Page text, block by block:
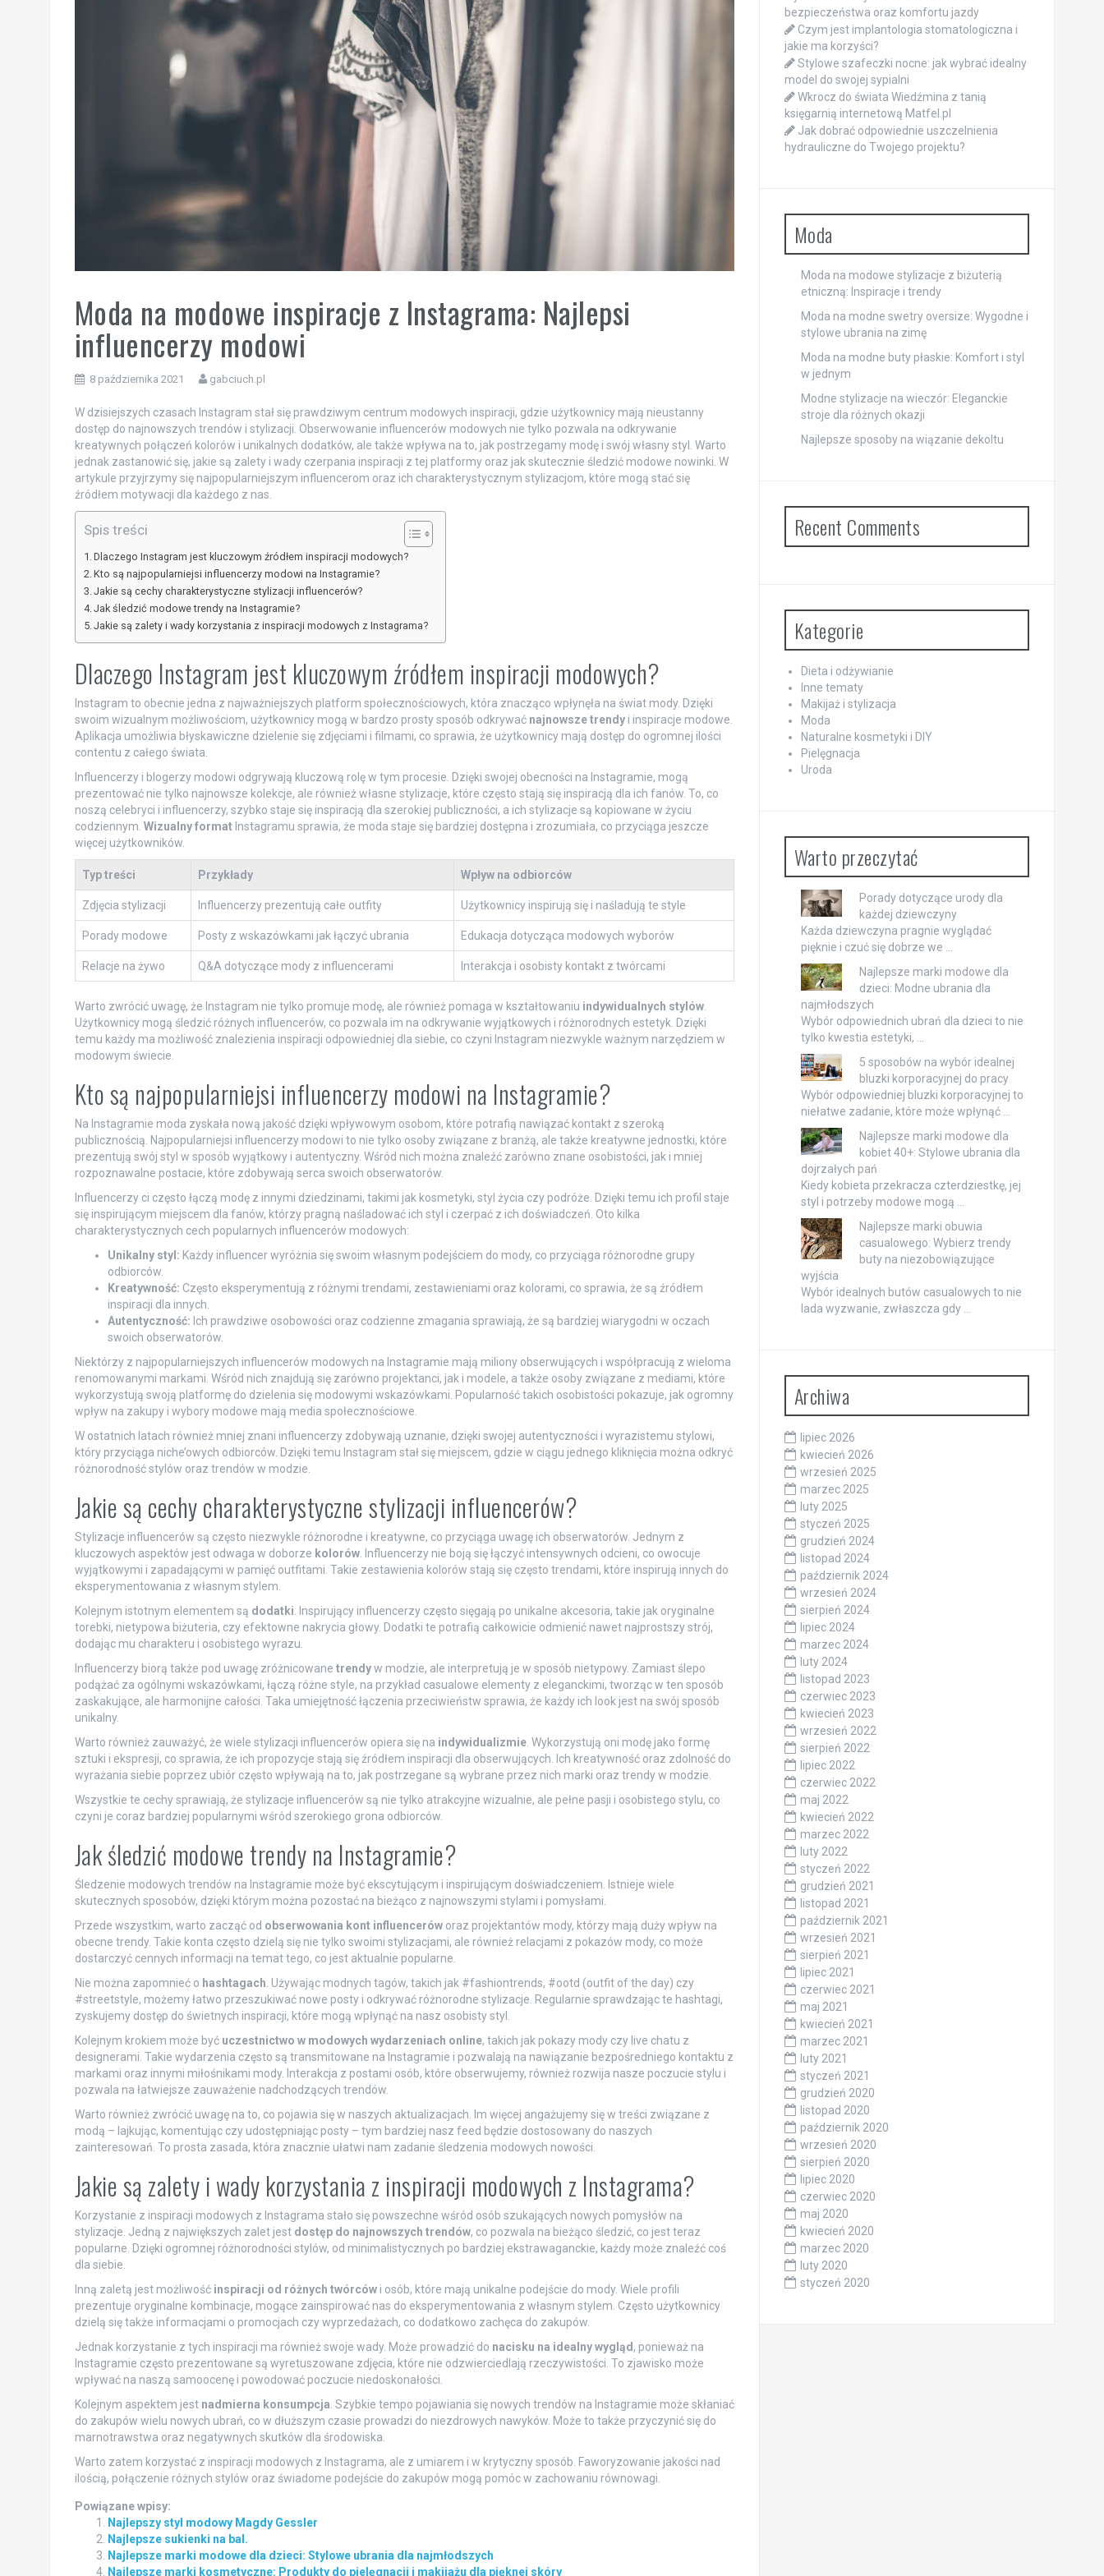
Moda na modowe inspiracje z Instagrama: Najlepsi
influencerzy modowi
8 października 2021 gabciuch.pl
W dzisiejszych czasach Instagram stał się prawdziwym centrum modowych inspiracji, gdzie użytkownicy mają nieustanny
dostęp do najnowszych trendów i stylizacji. Obserwowanie influencerów modowych nie tylko pozwala na odkrywanie
kreatywnych połączeń kolorów i unikalnych dodatków, ale także wpływa na to, jak postrzegamy modę i swój własny styl. Warto
jednak zastanowić się, jakie są zalety i wady czerpania inspiracji z tej platformy oraz jak skutecznie śledzić modowe nowinki. W
artykule przyjrzymy się najpopularniejszym influencerom oraz ich charakterystycznym stylizacjom, które mogą stać się
źródłem motywacji dla każdego z nas.
Spis treści
Dlaczego Instagram jest kluczowym źródłem inspiracji modowych?
Kto są najpopularniejsi influencerzy modowi na Instagramie?
Jakie są cechy charakterystyczne stylizacji influencerów?
Jak śledzić modowe trendy na Instagramie?
Jakie są zalety i wady korzystania z inspiracji modowych z Instagrama?
Dlaczego Instagram jest kluczowym źródłem inspiracji modowych?
Instagram to obecnie jedna z najważniejszych platform społecznościowych, która znacząco wpłynęła na świat mody. Dzięki
swoim wizualnym możliwościom, użytkownicy mogą w bardzo prosty sposób odkrywać najnowsze trendyi inspiracje modowe.
Aplikacja umożliwia błyskawiczne dzielenie się zdjęciami i filmami, co sprawia, że użytkownicy mają dostęp do ogromnej ilości
contentu z całego świata.
Influencerzy i blogerzy modowi odgrywają kluczową rolę w tym procesie. Dzięki swojej obecności na Instagramie, mogą
prezentować nie tylko najnowsze kolekcje, ale również własne stylizacje, które często stają się inspiracją dla ich fanów. To, co
noszą celebryci i influencerzy, szybko staje się inspiracją dla szerokiej publiczności, a ich stylizacje są kopiowane w życiu
codziennym. Wizualny formatInstagramu sprawia, że moda staje się bardziej dostępna i zrozumiała, co przyciąga jeszcze
więcej użytkowników.
Typ treści Przykłady Wpływ na odbiorców
Zdjęcia stylizacji Influencerzy prezentują całe outfity Użytkownicy inspirują się i naśladują te style
Porady modowe Posty z wskazówkami jak łączyć ubrania Edukacja dotycząca modowych wyborów
Relacje na żywo Q&A dotyczące mody z influencerami Interakcja i osobisty kontakt z twórcami
Warto zwrócić uwagę, że Instagram nie tylko promuje modę, ale również pomaga w kształtowaniu indywidualnych stylów.
Użytkownicy mogą śledzić różnych influencerów, co pozwala im na odkrywanie wyjątkowych i różnorodnych estetyk. Dzięki
temu każdy ma możliwość znalezienia inspiracji odpowiedniej dla siebie, co czyni Instagram niezwykle ważnym narzędziem w
modowym świecie.
Kto są najpopularniejsi influencerzy modowi na Instagramie?
Na Instagramie moda zyskała nową jakość dzięki wpływowym osobom, które potrafią nawiązać kontakt z szeroką
publicznością. Najpopularniejsi influencerzy modowi to nie tylko osoby związane z branżą, ale także kreatywne jednostki, które
prezentują swój styl w sposób wyjątkowy i autentyczny. Wśród nich można znaleźć zarówno znane osobistości, jak i mniej
rozpoznawalne postacie, które zdobywają serca swoich obserwatorów.
Influencerzy ci często łączą modę z innymi dziedzinami, takimi jak kosmetyki, styl życia czy podróże. Dzięki temu ich profil staje
się inspirującym miejscem dla fanów, którzy pragną naśladować ich styl i czerpać z ich doświadczeń. Oto kilka
charakterystycznych cech popularnych influencerów modowych:
Unikalny styl: Każdy influencer wyróżnia się swoim własnym podejściem do mody, co przyciąga różnorodne grupy
odbiorców.
Kreatywność: Często eksperymentują z różnymi trendami, zestawieniami oraz kolorami, co sprawia, że są źródłem
inspiracji dla innych.
Autentyczność: Ich prawdziwe osobowości oraz codzienne zmagania sprawiają, że są bardziej wiarygodni w oczach
swoich obserwatorów.
Niektórzy z najpopularniejszych influencerów modowych na Instagramie mają miliony obserwujących i współpracują z wieloma
renomowanymi markami. Wśród nich znajdują się zarówno projektanci, jak i modele, a także osoby związane z mediami, które
wykorzystują swoją platformę do dzielenia się modowymi wskazówkami. Popularność takich osobistości pokazuje, jak ogromny
wpływ na zakupy i wybory modowe mają media społecznościowe.
W ostatnich latach również mniej znani influencerzy zdobywają uznanie, dzięki swojej autentyczności i wyrazistemu stylowi,
który przyciąga niche’owych odbiorców. Dzięki temu Instagram stał się miejscem, gdzie w ciągu jednego kliknięcia można odkryć
różnorodność stylów oraz trendów w modzie.
Jakie są cechy charakterystyczne stylizacji influencerów?
Stylizacje influencerów są często niezwykle różnorodne i kreatywne, co przyciąga uwagę ich obserwatorów. Jednym z
kluczowych aspektów jest odwaga w doborze kolorów. Influencerzy nie boją się łączyć intensywnych odcieni, co owocuje
wyjątkowymi i zapadającymi w pamięć outfitami. Takie zestawienia kolorów stają się często trendami, które inspirują innych do
eksperymentowania z własnym stylem.
Kolejnym istotnym elementem są dodatki . Inspirujący influencerzy często sięgają po unikalne akcesoria, takie jak oryginalne
torebki, nietypowa biżuteria, czy efektowne nakrycia głowy. Dodatki te potrafią całkowicie odmienić nawet najprostszy strój,
dodając mu charakteru i osobistego wyrazu.
Influencerzy biorą także pod uwagę zróżnicowane trendyw modzie, ale interpretują je w sposób nietypowy. Zamiast ślepo
podążać za ogólnymi wskazówkami, łączą różne style, na przykład casualowe elementy z eleganckimi, tworząc w ten sposób
zaskakujące, ale harmonijne całości. Taka umiejętność łączenia przeciwieństw sprawia, że każdy ich look jest na swój sposób
unikalny.
Warto również zauważyć, że wiele stylizacji influencerów opiera się na indywidualizmie. Wykorzystują oni modę jako formę
sztuki i ekspresji, co sprawia, że ich propozycje stają się źródłem inspiracji dla obserwujących. Ich kreatywność oraz zdolność do
wyrażania siebie poprzez ubiór często wpływają na to, jak postrzegane są wybrane przez nich marki oraz trendy w modzie.
Wszystkie te cechy sprawiają, że stylizacje influencerów są nie tylko atrakcyjne wizualnie, ale pełne pasji i osobistego stylu, co
czyni je coraz bardziej popularnymi wśród szerokiego grona odbiorców.
Jak śledzić modowe trendy na Instagramie?
Śledzenie modowych trendów na Instagramie może być ekscytującym i inspirującym doświadczeniem. Istnieje wiele
skutecznych sposobów, dzięki którym można pozostać na bieżąco z najnowszymi stylami i pomysłami.
Przede wszystkim, warto zacząć od obserwowania kont influenceróworaz projektantów mody, którzy mają duży wpływ na
obecne trendy. Takie konta często dzielą się nie tylko swoimi stylizacjami, ale również relacjami z pokazów mody, co może
dostarczyć cennych informacji na temat tego, co jest aktualnie popularne.
Nie można zapomnieć o hashtagach . Używając modnych tagów, takich jak #fashiontrends, #ootd (outfit of the day) czy
#streetstyle, możemy łatwo przeszukiwać nowe posty i odkrywać różnorodne stylizacje. Regularnie sprawdzając te hashtagi,
zyskujemy dostęp do świetnych inspiracji, które mogą wpłynąć na nasz osobisty styl.
Kolejnym krokiem może być uczestnictwo w modowych wydarzeniach online, takich jak pokazy mody czy live chatu z
designerami. Takie wydarzenia często są transmitowane na Instagramie i pozwalają na nawiązanie bezpośredniego kontaktu z
markami oraz innymi miłośnikami mody. Interakcja z postami osób, które obserwujemy, również rozwija nasze poczucie stylu i
pozwala na łatwiejsze zauważenie nadchodzących trendów.
Warto również zwrócić uwagę na to, co pojawia się w naszych aktualizacjach. Im więcej angażujemy się w treści związane z
modą – lajkując, komentując czy udostępniając posty – tym bardziej nasz feed będzie dostosowany do naszych
zainteresowań. To prosta zasada, która znacznie ułatwi nam zadanie śledzenia modowych nowości.
Jakie są zalety i wady korzystania z inspiracji modowych z Instagrama?
Korzystanie z inspiracji modowych z Instagrama stało się powszechne wśród osób szukających nowych pomysłów na
stylizacje. Jedną z największych zalet jest dostęp do najnowszych trendów, co pozwala na bieżąco śledzić, co jest teraz
popularne. Dzięki ogromnej różnorodności stylów, od minimalistycznych po bardziej ekstrawaganckie, każdy może znaleźć coś
dla siebie.
Inną zaletą jest możliwość inspiracji od różnych twórcówi osób, które mają unikalne podejście do mody. Wiele profili
prezentuje oryginalne kombinacje, mogące zainspirować nas do eksperymentowania z własnym stylem. Często użytkownicy
dzielą się także informacjami o promocjach czy wyprzedażach, co dodatkowo zachęca do zakupów.
Jednak korzystanie z tych inspiracji ma również swoje wady. Może prowadzić do nacisku na idealny wygląd , ponieważ na
Instagramie często prezentowane są wyretuszowane zdjęcia, które nie odzwierciedlają rzeczywistości. To zjawisko może
wpływać na naszą samoocenę i powodować poczucie niedoskonałości.
Kolejnym aspektem jest nadmierna konsumpcja . Szybkie tempo pojawiania się nowych trendów na Instagramie może skłaniać
do zakupów wielu nowych ubrań, co w dłuższym czasie prowadzi do niezdrowych nawyków. Może to także przyczynić się do
marnotrawstwa oraz negatywnych skutków dla środowiska.
Warto zatem korzystać z inspiracji modowych z Instagrama, ale z umiarem i w krytyczny sposób. Faworyzowanie jakości nad
ilością, połączenie różnych stylów oraz świadome podejście do zakupów mogą pomóc w zachowaniu równowagi.
Powiązane wpisy:
Najlepszy styl modowy Magdy Gessler
Najlepsze sukienki na bal.
Najlepsze marki modowe dla dzieci: Stylowe ubrania dla najmłodszych
Najlepsze marki kosmetyczne: Produkty do pielęgnacji i makijażu dla pięknej skóry
bezpieczeństwa oraz komfortu jazdy
Czym jest implantologia stomatologiczna i
jakie ma korzyści?
Stylowe szafeczki nocne: jak wybrać idealny
model do swojej sypialni
Wkrocz do świata Wiedźmina z tanią
księgarnią internetową Matfel.pl
Jak dobrać odpowiednie uszczelnienia
hydrauliczne do Twojego projektu?
Moda
Moda na modowe stylizacje z biżuterią
etniczną: Inspiracje i trendy
Moda na modne swetry oversize: Wygodne i
stylowe ubrania na zimę
Moda na modne buty płaskie: Komfort i styl
w jednym
Modne stylizacje na wieczór: Eleganckie
stroje dla różnych okazji
Najlepsze sposoby na wiązanie dekoltu
Recent Comments
Kategorie
Dieta i odżywianie
Inne tematy
Makijaż i stylizacja
Moda
Naturalne kosmetyki i DIY
Pielęgnacja
Uroda
Warto przeczytać
Porady dotyczące urody dla
każdej dziewczyny
Każda dziewczyna pragnie wyglądać
pięknie i czuć się dobrze we …
Najlepsze marki modowe dla
dzieci: Modne ubrania dla
najmłodszych
Wybór odpowiednich ubrań dla dzieci to nie
tylko kwestia estetyki, …
5 sposobów na wybór idealnej
bluzki korporacyjnej do pracy
Wybór odpowiedniej bluzki korporacyjnej to
niełatwe zadanie, które może wpłynąć …
Najlepsze marki modowe dla
kobiet 40+: Stylowe ubrania dla
dojrzałych pań
Kiedy kobieta przekracza czterdziestkę, jej
styl i potrzeby modowe mogą …
Najlepsze marki obuwia
casualowego: Wybierz trendy
buty na niezobowiązujące
wyjścia
Wybór idealnych butów casualowych to nie
lada wyzwanie, zwłaszcza gdy …
Archiwa
lipiec 2026
kwiecień 2026
wrzesień 2025
marzec 2025
luty 2025
styczeń 2025
grudzień 2024
listopad 2024
październik 2024
wrzesień 2024
sierpień 2024
lipiec 2024
marzec 2024
luty 2024
listopad 2023
czerwiec 2023
kwiecień 2023
wrzesień 2022
sierpień 2022
lipiec 2022
czerwiec 2022
maj 2022
kwiecień 2022
marzec 2022
luty 2022
styczeń 2022
grudzień 2021
listopad 2021
październik 2021
wrzesień 2021
sierpień 2021
lipiec 2021
czerwiec 2021
maj 2021
kwiecień 2021
marzec 2021
luty 2021
styczeń 2021
grudzień 2020
listopad 2020
październik 2020
wrzesień 2020
sierpień 2020
lipiec 2020
czerwiec 2020
maj 2020
kwiecień 2020
marzec 2020
luty 2020
styczeń 2020